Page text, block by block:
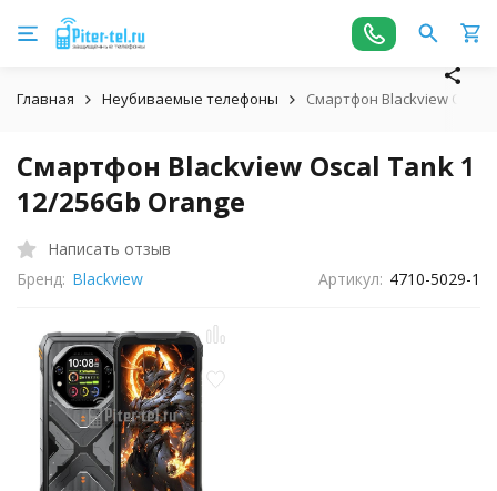
Главная Неубиваемые телефоны Смартфон Blackview Oscal
Смартфон Blackview Oscal Tank 1
12/256Gb Orange
Написать отзыв
Бренд: Blackview Артикул: 4710-5029-1